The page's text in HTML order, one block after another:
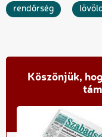
rendőrség
Köszönjük,